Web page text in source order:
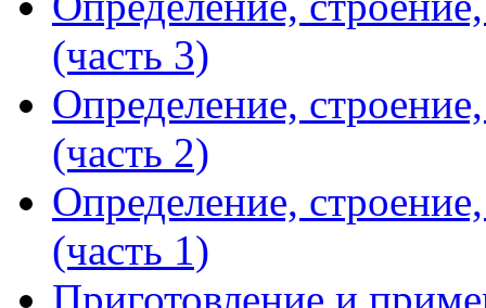
(часть 3)
Определение,
(часть 2)
Определение,
(часть 1)
Приготовление и